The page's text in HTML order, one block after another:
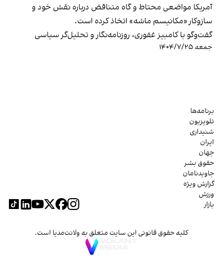
آمریکا مواضعی محتاط و گاه متناقض درباره نقش خود و
سازوکار «مکانیسم ماشه» اتخاذ کرده است.
گفت‌وگو با کامبیز غفوری، روزنامه‌نگار و تحلیل‌گر سیاسی
جمعه ۱۴۰۴/۷/۲۵
برنامه‌ها
تلویزیون
شنیداری
ایران
جهان
حقوق بشر
جاویدنامان
گزارش ویژه
ورزش
بازار
کلیه حقوق قانونی این سایت متعلق به ولانت‌مدیا است.